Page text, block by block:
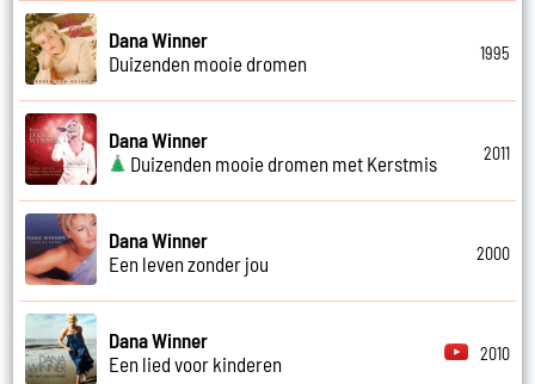
Dana Winner
Duizenden mooie dromen
1995
Dana Winner
Duizenden mooie dromen met Kerstmis
2011
Dana Winner
Een leven zonder jou
2000
Dana Winner
Een lied voor kinderen
2010